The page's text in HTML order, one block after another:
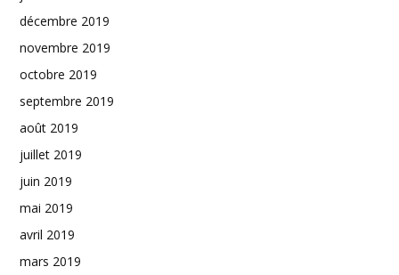
décembre 2019
novembre 2019
octobre 2019
septembre 2019
août 2019
juillet 2019
juin 2019
mai 2019
avril 2019
mars 2019